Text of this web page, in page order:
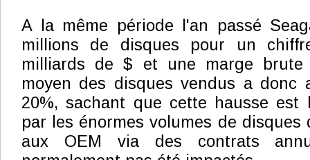
A la même période l'an passé
millions de disques pour un
milliards de $ et une marge brute
moyen des disques vendus a donc
20%, sachant que cette hausse est
par les énormes volumes de disques
aux OEM via des contrats